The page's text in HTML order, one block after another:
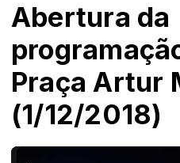
Abertura da
Praça Artur
(1/12/2018)